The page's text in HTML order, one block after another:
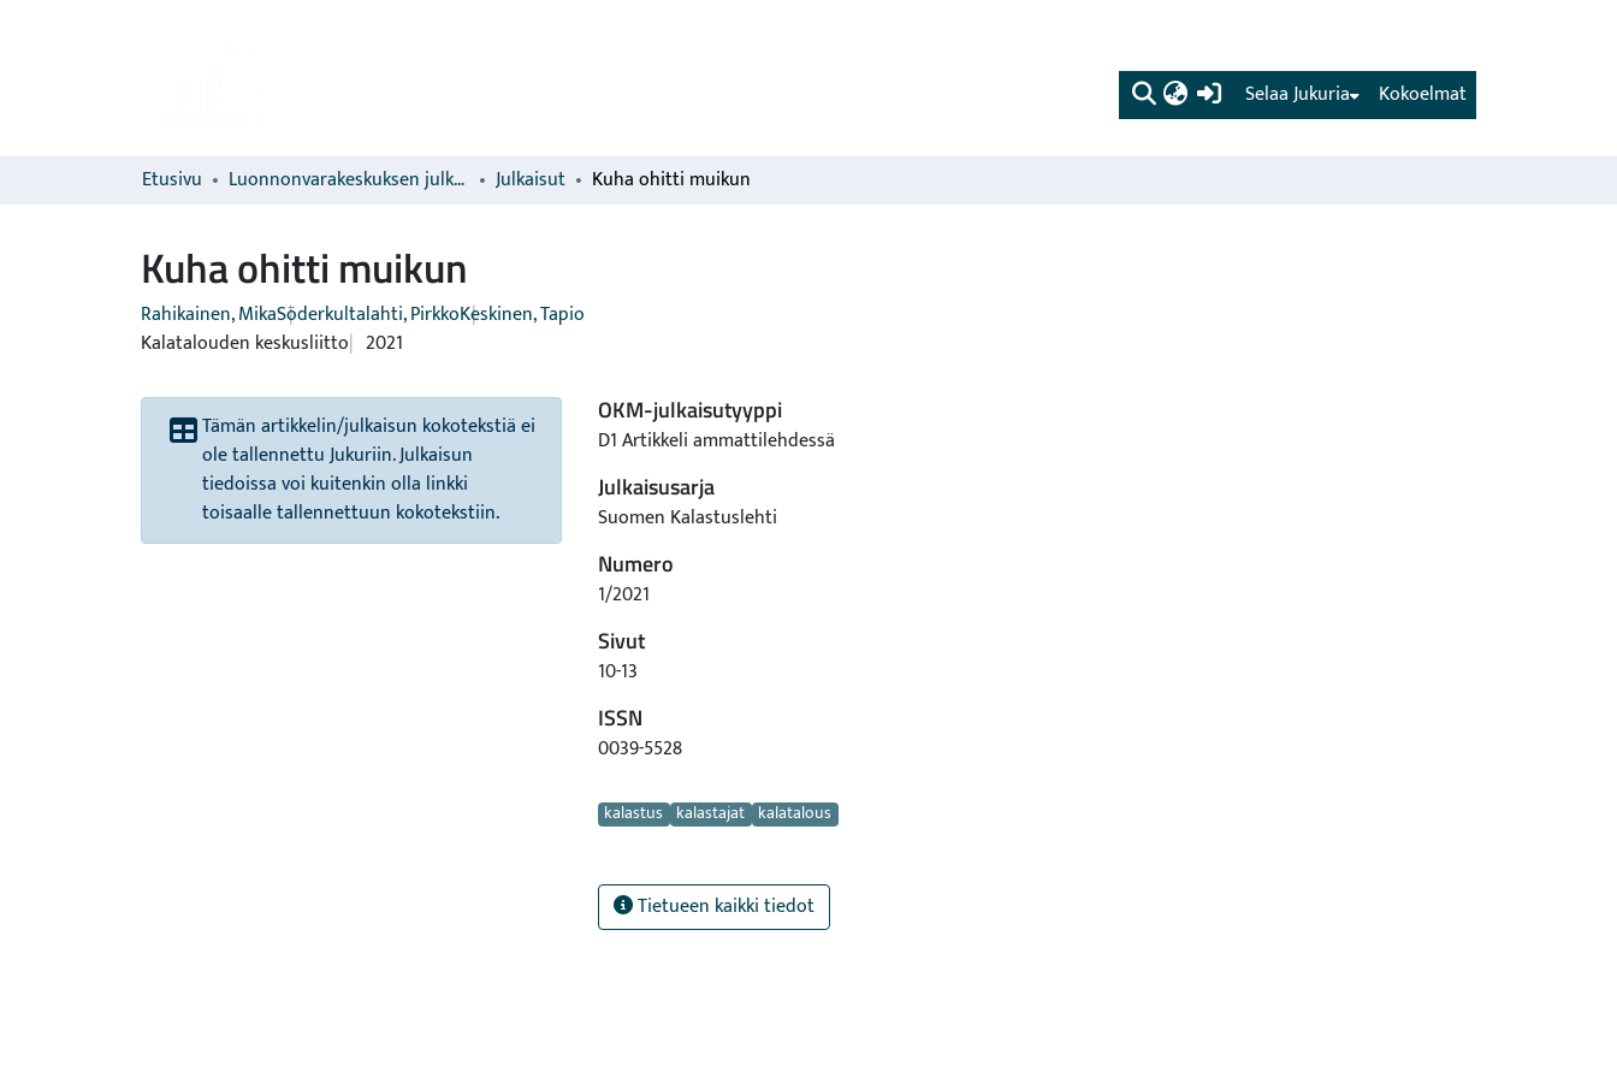
(current) Kokoelmat
Selaa Jukuria
Etusivu Luonnonvarakeskuksen julkaisut Julkaisut Kuha ohitti muikun
Kuha ohitti muikun
Rahikainen, MikaSöderkultalahti, PirkkoKeskinen, Tapio
Kalatalouden keskusliitto 2021
Tämän artikkelin/julkaisun kokotekstiä ei
ole tallennettu Jukuriin. Julkaisun
tiedoissa voi kuitenkin olla linkki
toisaalle tallennettuun kokotekstiin.
OKM-julkaisutyyppi
D1 Artikkeli ammattilehdessä
Julkaisusarja
Suomen Kalastuslehti
Numero
1/2021
Sivut
10-13
ISSN
0039-5528
Avainsanat
kalastus kalastajat kalatalous
Tietueen kaikki tiedot